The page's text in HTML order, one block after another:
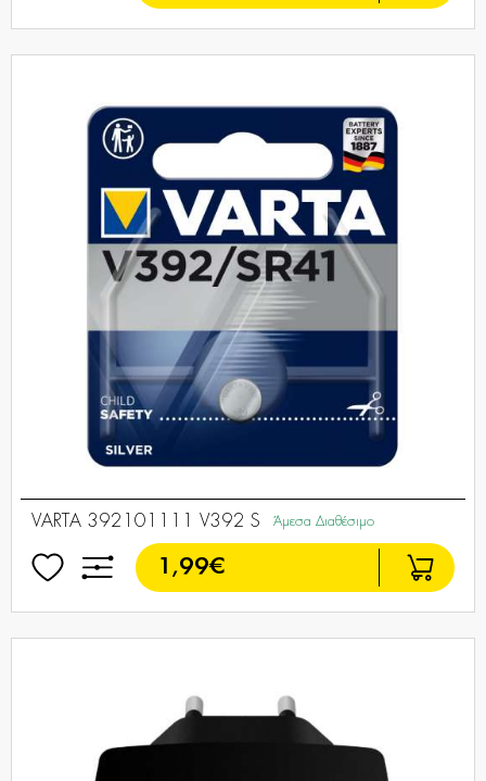
VARTA 392101111 V392 S Άμεσα Διαθέσιμο
1,99€